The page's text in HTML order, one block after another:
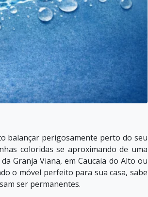
balançar perigosamente perto do seu
coloridas se aproximando de uma
Granja Viana, em Caucaia do Alto ou
o móvel perfeito para sua casa, sabe
ser permanentes.